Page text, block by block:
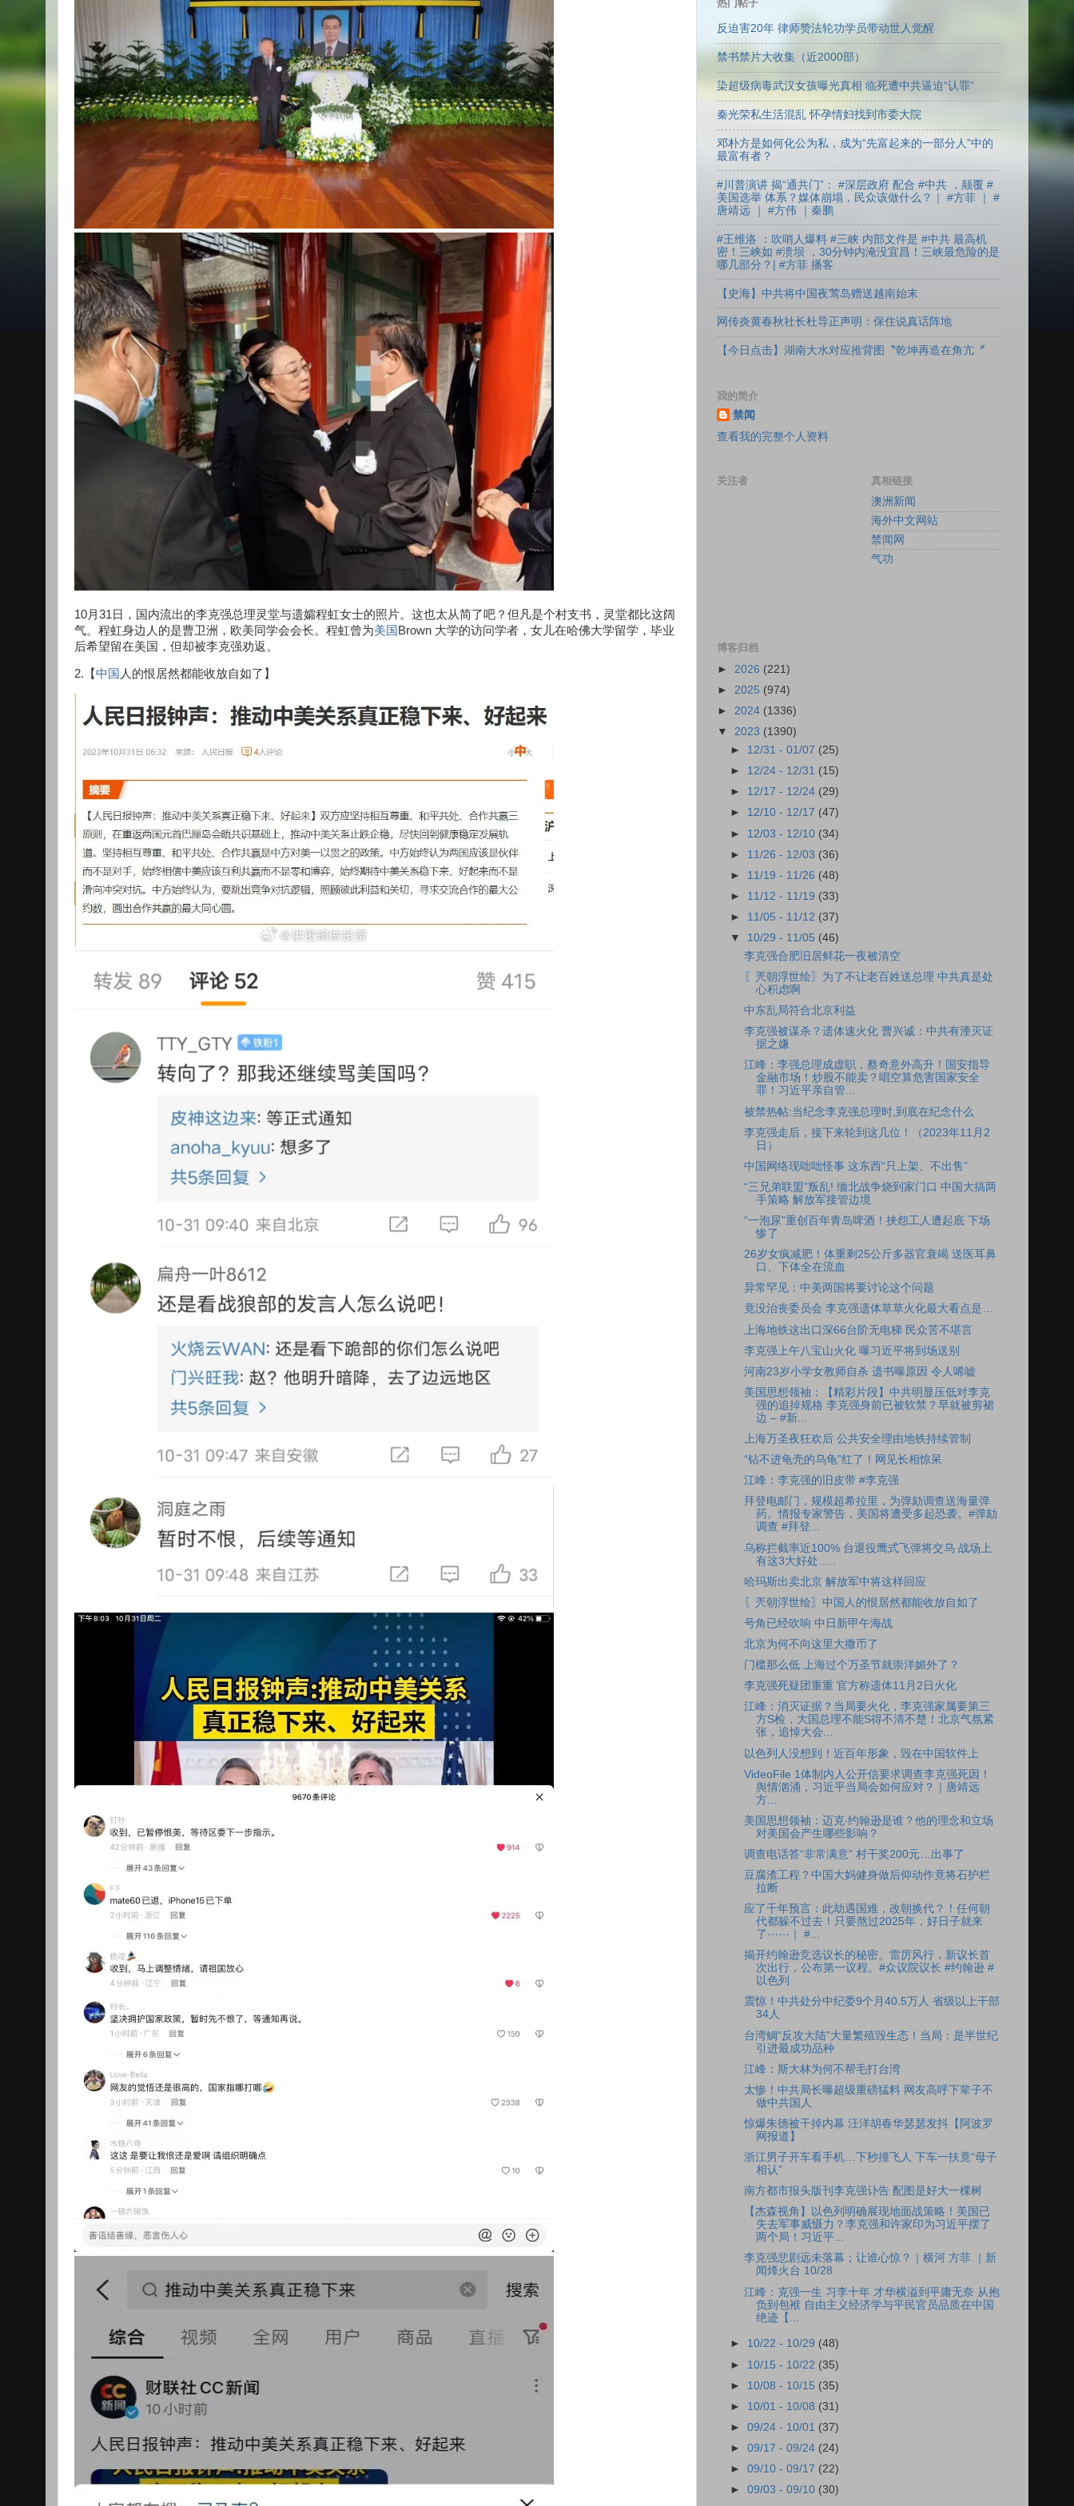
10月31日，国内流出的李克强总理灵堂与遗孀程虹女士的照片。这也太从简了吧？但凡是个村支书，灵堂都比这阔
气。程虹身边人的是曹卫洲，欧美同学会会长。程虹曾为美国Brown 大学的访问学者，女儿在哈佛大学留学，毕业
后希望留在美国，但却被李克强劝返。
2.【中国 人的恨居然都能收放自如了】
热门帖子
反迫害20年 律师赞法轮功学员带动世人觉醒
禁书禁片大收集（近2000部）
染超级病毒武汉女孩曝光真相 临死遭中共逼迫“认罪”
秦光荣私生活混乱 怀孕情妇找到市委大院
邓朴方是如何化公为私，成为“先富起来的一部分人”中的
最富有者？
#川普演讲 揭“通共门”： #深层政府 配合 #中共 ，颠覆 #
美国选举 体系？媒体崩塌，民众该做什么？｜ #方菲 ｜ #
唐靖远 ｜ #方伟 ｜秦鹏
#王维洛 ：吹哨人爆料 #三峡 内部文件是 #中共 最高机
密！三峡如 #溃坝 ，30分钟内淹没宜昌！三峡最危险的是
哪几部分？| #方菲 播客
【史海】中共将中国夜莺岛赠送越南始末
网传炎黄春秋社长杜导正声明：保住说真话阵地
【今日点击】湖南大水对应推背图〝乾坤再造在角亢〞
我的简介
禁闻
查看我的完整个人资料
关注者
真相链接
澳洲新闻
海外中文网站
禁闻网
气功
博客归档
► 2026 (221)
► 2025 (974)
► 2024 (1336)
▼ 2023 (1390)
► 12/31 - 01/07 (25)
► 12/24 - 12/31 (15)
► 12/17 - 12/24 (29)
► 12/10 - 12/17 (47)
► 12/03 - 12/10 (34)
► 11/26 - 12/03 (36)
► 11/19 - 11/26 (48)
► 11/12 - 11/19 (33)
► 11/05 - 11/12 (37)
▼ 10/29 - 11/05 (46)
李克强合肥旧居鲜花一夜被清空
〖兲朝浮世绘〗为了不让老百姓送总理 中共真是处
心积虑啊
中东乱局符合北京利益
李克强被谋杀？遗体速火化 曹兴诚：中共有湮灭证
据之嫌
江峰：李强总理成虚职，蔡奇意外高升！国安指导
金融市场！炒股不能卖？唱空算危害国家安全
罪！习近平亲自管...
被禁热帖:当纪念李克强总理时,到底在纪念什么
李克强走后，接下来轮到这几位！（2023年11月2
日）
中国网络现咄咄怪事 这东西“只上架、不出售”
“三兄弟联盟”叛乱! 缅北战争烧到家门口 中国大搞两
手策略 解放军接管边境
“一泡尿”重创百年青岛啤酒！挟怨工人遭起底 下场
惨了
26岁女疯减肥！体重剩25公斤多器官衰竭 送医耳鼻
口、下体全在流血
异常罕见：中美两国将要讨论这个问题
竟没治丧委员会 李克强遗体草草火化最大看点是…
上海地铁这出口深66台阶无电梯 民众苦不堪言
李克强上午八宝山火化 曝习近平将到场送别
河南23岁小学女教师自杀 遗书曝原因 令人唏嘘
美国思想领袖：【精彩片段】中共明显压低对李克
强的追掉规格 李克强身前已被软禁？早就被剪裙
边 – #新...
上海万圣夜狂欢后 公共安全理由地铁持续管制
“钻不进龟壳的乌龟”红了！网见长相惊呆
江峰：李克强的旧皮带 #李克强
拜登电邮门，规模超希拉里，为弹劾调查送海量弹
药。情报专家警告，美国将遭受多起恐袭。#弹劾
调查 #拜登...
乌称拦截率近100% 台退役鹰式飞弹将交乌 战场上
有这3大好处…..
哈玛斯出卖北京 解放军中将这样回应
〖兲朝浮世绘〗中国人的恨居然都能收放自如了
号角已经吹响 中日新甲午海战
北京为何不向这里大撒币了
门槛那么低 上海过个万圣节就崇洋媚外了？
李克强死疑团重重 官方称遗体11月2日火化
江峰：消灭证据？当局要火化，李克强家属要第三
方S检，大国总理不能S得不清不楚！北京气氛紧
张，追悼大会...
以色列人没想到！近百年形象，毁在中国软件上
VideoFile 1体制内人公开信要求调查李克强死因！
舆情汹涌，习近平当局会如何应对？｜唐靖远
方...
美国思想领袖：迈克‧约翰逊是谁？他的理念和立场
对美国会产生哪些影响？
调查电话答“非常满意” 村干奖200元…出事了
豆腐渣工程？中国大妈健身做后仰动作竟将石护栏
拉断
应了千年预言：此劫遇国难，改朝换代？！任何朝
代都躲不过去！只要熬过2025年，好日子就来
了⋯⋯｜ #...
揭开约翰逊竞选议长的秘密。雷厉风行，新议长首
次出行，公布第一议程。#众议院议长 #约翰逊 #
以色列
震惊！中共处分中纪委9个月40.5万人 省级以上干部
34人
台湾鲷“反攻大陆”大量繁殖毁生态！当局：是半世纪
引进最成功品种
江峰：斯大林为何不帮毛打台湾
太惨！中共局长曝超级重磅猛料 网友高呼下辈子不
做中共国人
惊爆朱德被干掉内幕 汪洋胡春华瑟瑟发抖【阿波罗
网报道】
浙江男子开车看手机…下秒撞飞人 下车一扶竟“母子
相认”
南方都市报头版刊李克强讣告 配图是好大一棵树
【杰森视角】以色列明确展现地面战策略！美国已
失去军事威慑力？李克强和许家印为习近平摆了
两个局！习近平...
李克强悲剧远未落幕；让谁心惊？｜横河 方菲 ｜新
闻烽火台 10/28
江峰：克强一生 习李十年 才华横溢到平庸无奈 从抱
负到包袱 自由主义经济学与平民官员品质在中国
绝迹【...
► 10/22 - 10/29 (48)
► 10/15 - 10/22 (35)
► 10/08 - 10/15 (35)
► 10/01 - 10/08 (31)
►09/24 - 10/01 (37)
►09/17 - 09/24 (24)
►09/10 - 09/17 (22)
►09/03 - 09/10 (30)